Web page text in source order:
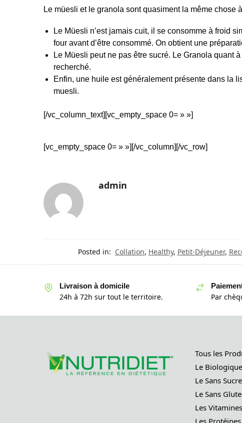
Le müesli et le granola sont quasiment la même chose
Le Müesli n’est jamais cuit, il se consomme à froid
four avant d’être consommé. On obtient une
Le Müesli peut ne pas être sucré. Le Granola quant
recherché.
Enfin, une huile est généralement présente dans la
muesli.
[/vc_column_text][vc_empty_space 0= » »]
[vc_empty_space 0= » »][/vc_column][/vc_row]
admin
Posted in: Collation, Healthy, Petit-Déjeuner,
Livraison à domicile
24h à 72h sur tout le territoire. Par
Tous les
Le Biologique
Le Sans Sucre
Le Sans
Les Vitamines
Les Protéines